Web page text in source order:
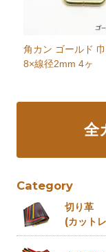
角カン ゴールド
8×線径2mm 4ヶ
全
Category
切り革
(カット